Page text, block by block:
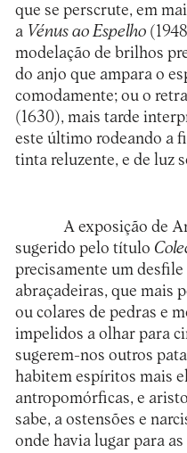
que se perscrute, em
a Vénus ao Espelho
modelação de brilhos
do anjo que ampara o
comodamente; ou o
(1630), mais tarde
este último rodeando a
tinta reluzente, e de luz
A exposição de
sugerido pelo título
precisamente um
abraçadeiras, que mais
ou colares de pedras e
impelidos a olhar para
sugerem-nos outros
habitem espíritos mais
antropomórficas, e
sabe, a ostensões e
onde havia lugar para as